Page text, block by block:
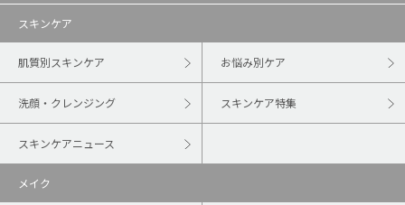
スキンケア
肌質別スキンケア お悩み別ケア
洗顔・クレンジング スキンケア特集
スキンケアニュース
メイク